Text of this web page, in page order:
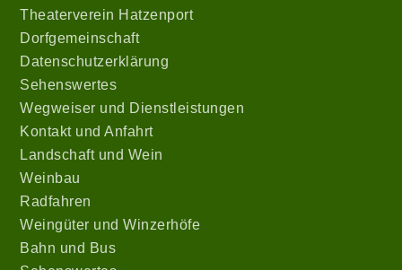
Theaterverein Hatzenport
Dorfgemeinschaft
Datenschutzerklärung
Sehenswertes
Wegweiser und Dienstleistungen
Kontakt und Anfahrt
Landschaft und Wein
Weinbau
Radfahren
Weingüter und Winzerhöfe
Bahn und Bus